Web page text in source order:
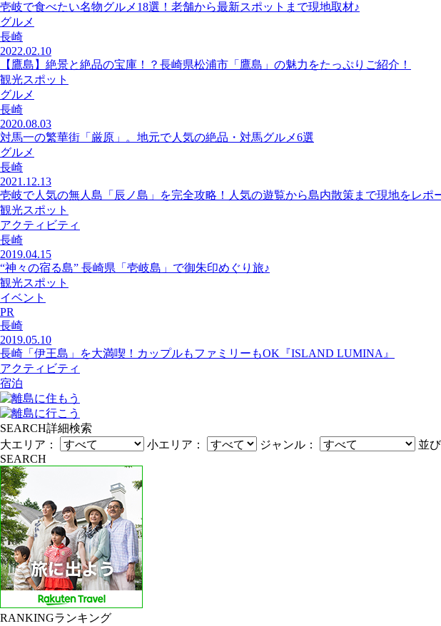
壱岐で食べたい名物グルメ18選！老舗から最新スポットまで現地取材♪
グルメ
長崎
2022.02.10
【鷹島】絶景と絶品の宝庫！？長崎県松浦市「鷹島」の魅力をたっぷりご紹介！
観光スポット
グルメ
長崎
2020.08.03
対馬一の繁華街「厳原」。地元で人気の絶品・対馬グルメ6選
グルメ
長崎
2021.12.13
壱岐で人気の無人島「辰ノ島」を完全攻略！人気の遊覧から島内散策まで現地をレポ
観光スポット
アクティビティ
長崎
2019.04.15
“神々の宿る島” 長崎県「壱岐島」で御朱印めぐり旅♪
観光スポット
イベント
PR
長崎
2019.05.10
長崎「伊王島」を大満喫！カップルもファミリーもOK『ISLAND LUMINA』
アクティビティ
宿泊
SEARCH詳細検索
大エリア：
小エリア： ジャンル：
並
SEARCH
RANKINGランキング